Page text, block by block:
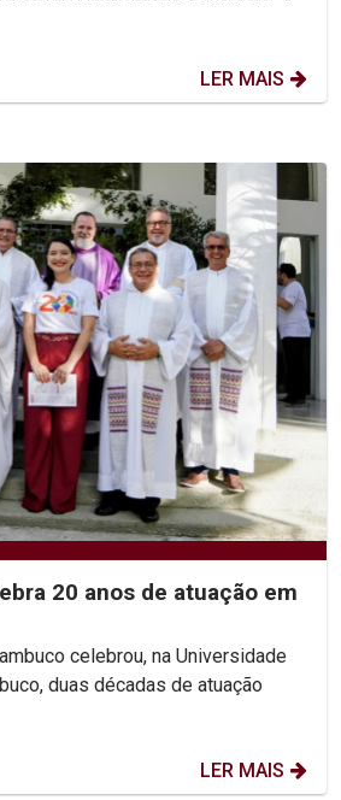
LER MAIS
20 anos de atuação em
celebrou, na Universidade
duas décadas de atuação
LER MAIS